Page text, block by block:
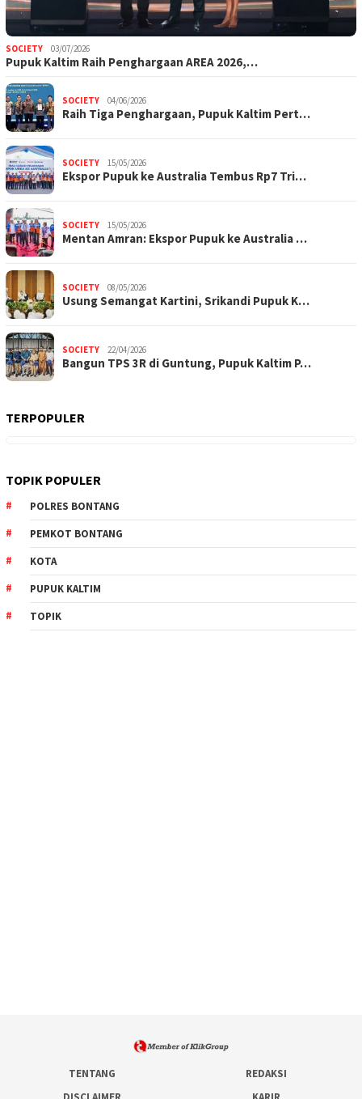
SOCIETY 03/07/2026
Pupuk Kaltim Raih Penghargaan AREA 2026,…
SOCIETY 04/06/2026
Raih Tiga Penghargaan, Pupuk Kaltim Pert…
SOCIETY 15/05/2026
Ekspor Pupuk ke Australia Tembus Rp7 Tri…
SOCIETY 15/05/2026
Mentan Amran: Ekspor Pupuk ke Australia …
SOCIETY 08/05/2026
Usung Semangat Kartini, Srikandi Pupuk K…
SOCIETY 22/04/2026
Bangun TPS 3R di Guntung, Pupuk Kaltim P…
TERPOPULER
TOPIK POPULER
POLRES BONTANG
PEMKOT BONTANG
KOTA
PUPUK KALTIM
TOPIK
TENTANG
REDAKSI